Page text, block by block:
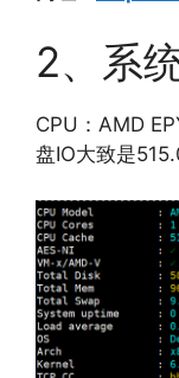
2、系
CPU：AMD
盘IO大致是